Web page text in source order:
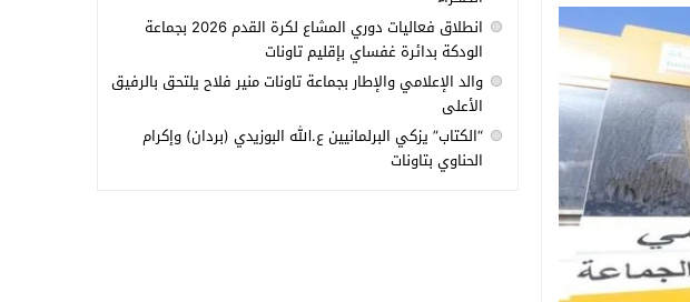
انطلاق فعاليات دوري المشاع لكرة القدم 2026 بجماعة
الودكة بدائرة غفساي بإقليم تاونات
والد الإعلامي والإطار بجماعة تاونات منير فلاح يلتحق بالرفيق
الأعلى
“الكتاب” يزكي البرلمانيين ع.الله البوزيدي (بردان) وإكرام
الحناوي بتاونات